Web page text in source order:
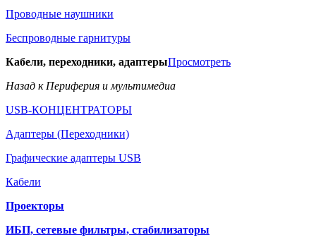
Проводные наушники
Беспроводные гарнитуры
Кабели, переходники, адаптерыПросмотреть
Назад к Периферия и мультимедиа
USB-КОНЦЕНТРАТОРЫ
Адаптеры (Переходники)
Графические адаптеры USB
Кабели
Проекторы
ИБП, сетевые фильтры, стабилизаторы